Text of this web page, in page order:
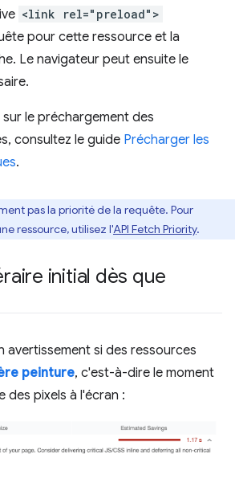
<link rel="preload">
pour cette ressource et la
Le navigateur peut ensuite le
le préchargement des
consultez le guide Précharger les
.
pas la priorité de la requête. Pour
ressource, utilisez l'API Fetch Priority.
initial dès que
avertissement si des ressources
peinture, c'est-à-dire le moment
des pixels à l'écran :